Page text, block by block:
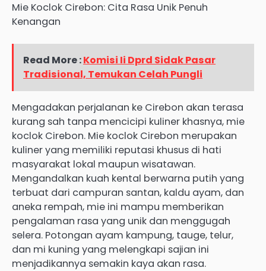
Mie Koclok Cirebon: Cita Rasa Unik Penuh
Kenangan
Read More :Komisi Ii Dprd Sidak Pasar
Tradisional, Temukan Celah Pungli
Mengadakan perjalanan ke Cirebon akan terasa
kurang sah tanpa mencicipi kuliner khasnya, mie
koclok Cirebon. Mie koclok Cirebon merupakan
kuliner yang memiliki reputasi khusus di hati
masyarakat lokal maupun wisatawan.
Mengandalkan kuah kental berwarna putih yang
terbuat dari campuran santan, kaldu ayam, dan
aneka rempah, mie ini mampu memberikan
pengalaman rasa yang unik dan menggugah
selera. Potongan ayam kampung, tauge, telur,
dan mi kuning yang melengkapi sajian ini
menjadikannya semakin kaya akan rasa.